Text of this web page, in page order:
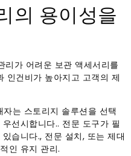
의 용이성을
리가 어려운 보관 액세서리를
인건비가 높아지고 고객의 제
자는 스토리지 솔루션을 선택
선시합니다.. 전문 도구가 필
습니다., 전문 설치, 또는 제대
인 유지 관리.